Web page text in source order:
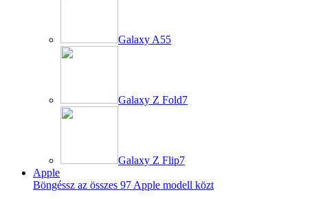
Galaxy A55
Galaxy Z Fold7
Galaxy Z Flip7
Apple
Böngéssz az összes 97 Apple modell közt